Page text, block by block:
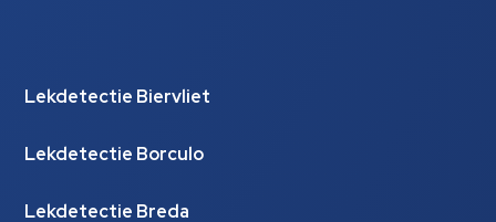
Lekdetectie Biervliet
Lekdetectie Borculo
Lekdetectie Breda